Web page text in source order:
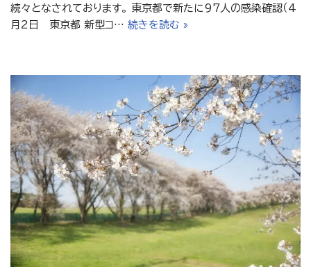
続々となされております。 東京都で新たに97人の感染確認（4
月2日 東京都 新型コ… 続きを読む »